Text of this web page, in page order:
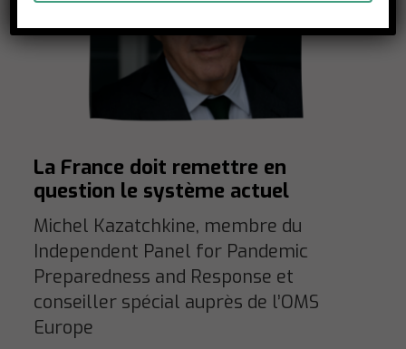
La France doit remettre en
question le système actuel
Michel Kazatchkine, membre du
Independent Panel for Pandemic
Preparedness and Response et
conseiller spécial auprès de l’OMS
Europe